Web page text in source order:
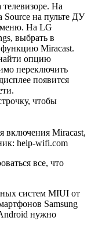
На
Source на пульте ДУ
меню. На LG
выбрать в
функцию Miracast.
опцию
переключить
появится
чтобы
включения Miracast,
help-wifi.com
все, что
систем MIUI от
Samsung
нужно